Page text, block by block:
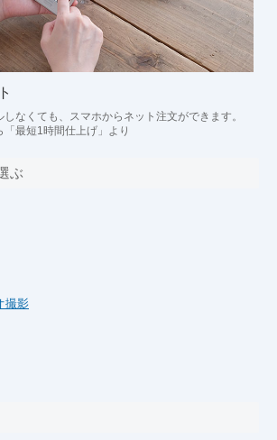
なくても、スマホからネット注文ができます。
最短1時間仕上げ」より
ぶ
撮影